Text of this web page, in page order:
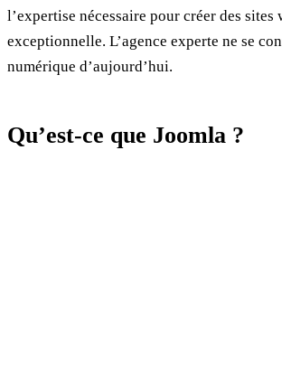
l’expertise nécessaire pour créer des
exceptionnelle. L’agence experte ne se
numérique d’aujourd’hui.
Qu’est-ce que Joomla ?